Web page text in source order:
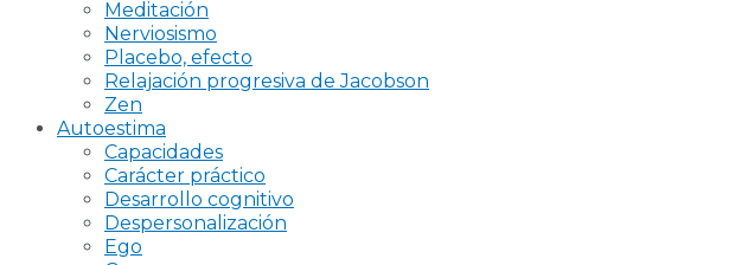
Meditación
Nerviosismo
Placebo, efecto
Relajación progresiva de Jacobson
Zen
Autoestima
Capacidades
Carácter práctico
Desarrollo cognitivo
Despersonalización
Ego